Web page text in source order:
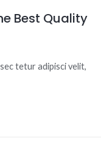
Best Quality
tetur adipisci velit,